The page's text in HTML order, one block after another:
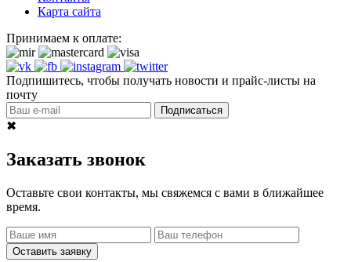
Карта сайта
Принимаем к оплате:
Подпишитесь, чтобы получать новости и прайс-листы на
почту
Подписаться
✖
Заказать звонок
Оставьте свои контакты, мы свяжемся с вами в ближайшее
время.
Оставить заявку